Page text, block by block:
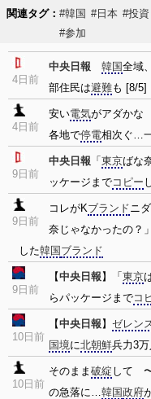
関連タグ： #韓国 #日本 #投資
#参加
4日前
中央日報 韓国全域、
部住民は避難も [8/5]
4日前
安い電気がアダか
各地で停電相次ぐ…
9日前
中央日報 「 東京ばな
ッケージまでコピー
9日前
コレがKブランドニ
奈じゃなかったの？
した韓国 ブランド
9日前
【中央日報 】「 東京
らパッケージまでコ
10日前
【中央日報 】 ゼレン
国境に北朝鮮兵力3万
10日前
そのまま 破綻 して
の急落に…韓国政府